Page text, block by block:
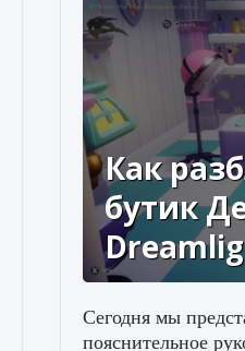
Как
бутик
Сегодня мы
пояснительное